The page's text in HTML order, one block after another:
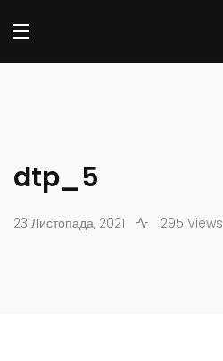
dtp_5
23 Листопада, 2021 295 Views